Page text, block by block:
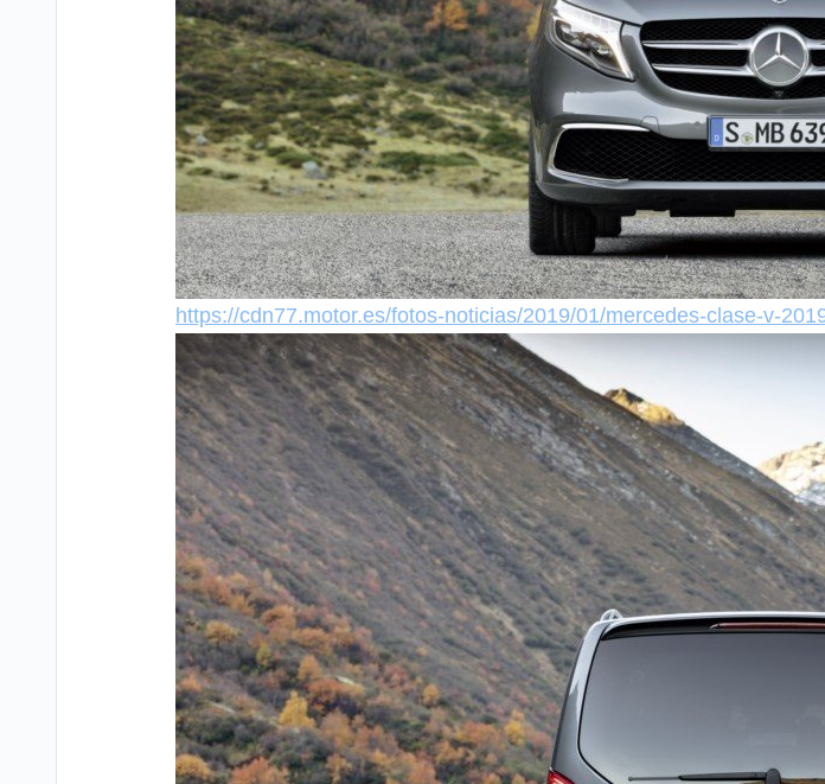
https://cdn77.motor.es/fotos-noticias/2019/01/mercedes-clase-v-